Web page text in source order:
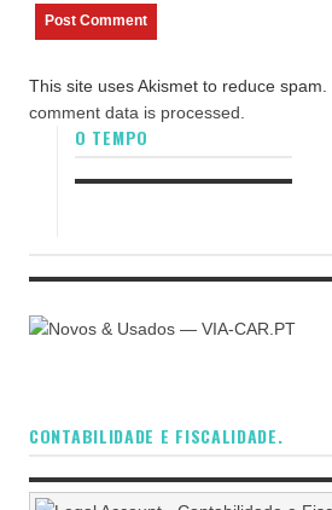
This site uses Akismet to reduce spam.
comment data is processed.
O TEMPO
CONTABILIDADE E FISCALIDADE.